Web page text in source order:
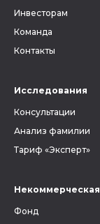
Инвесторам
Команда
Контакты
Исследования
Консультации
Анализ фамилии
Тариф «Эксперт»
Фонд